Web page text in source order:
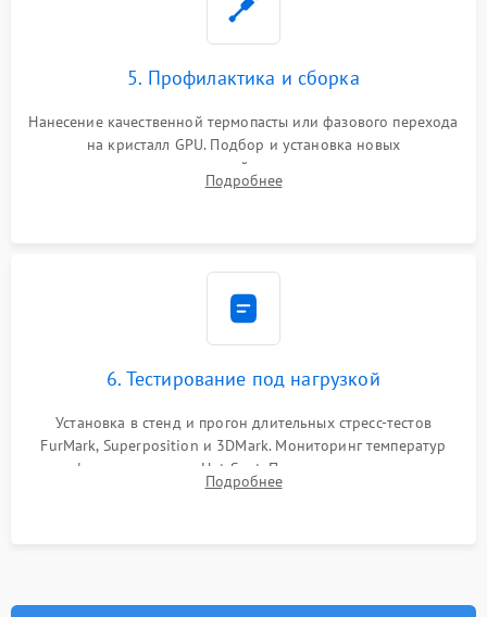
5. Профилактика и сборка
Нанесение качественной термопасты или фазового перехода
на кристалл GPU. Подбор и установка новых
термопрокладок правильной толщины на память и цепи
питания. Монтаж радиатора и бэкплейта, подключение и
Подробнее
6. Тестирование под нагрузкой
Установка в стенд и прогон длительных стресс-тестов
FurMark, Superposition и 3DMark. Мониторинг температур
графического чипа и Hot Spot. Проверка на отсутствие
артефактов изображения, вылетов драйвера и зависаний.
Подробнее